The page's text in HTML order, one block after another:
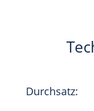
Durchsatz: